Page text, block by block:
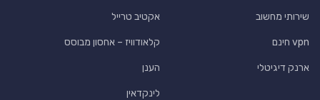
שירותי מחשוב
vpn חינם
ארנק דיגיטלי
אקטיב טרייל
קלאודוויז – אחסון מבוסס
הענן
לינקדאין